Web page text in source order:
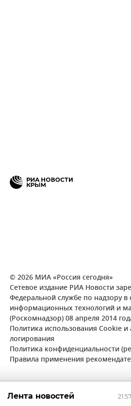
© 2026 МИА «Россия сегодня»
Сетевое издание РИА Новости
Федеральной службе по надзору в
информационных технологий и
(Роскомнадзор) 08 апреля 2014
Политика использования Cookie и
логирования
Политика конфиденциальности
Правила применения
21:57
Лента новостей